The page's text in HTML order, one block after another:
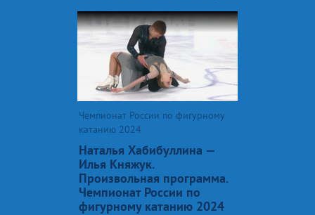
Чемпионат России по фигурному
катанию 2024
Наталья Хабибуллина —
Илья Княжук.
Произвольная программа.
Чемпионат России по
фигурному катанию 2024